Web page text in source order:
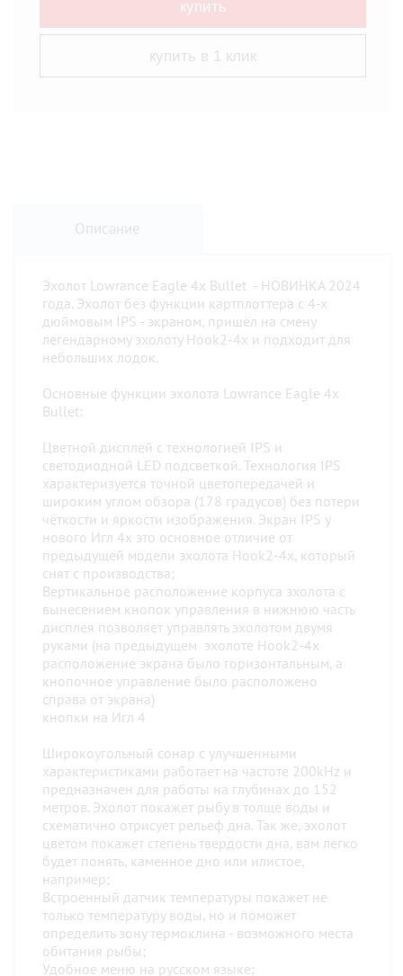
купить
купить в 1 клик
Описание
Эхолот Lowrance Eagle 4x Bullet - НОВИНКА 2024
года. Эхолот без функции картплоттера с 4-х
дюймовым IPS - экраном, пришёл на смену
легендарному эхолоту Hook2-4x и подходит для
небольших лодок.
Основные функции эхолота Lowrance Eagle 4x
Bullet:
Цветной дисплей с технологией IPS и
светодиодной LED подсветкой. Технология IPS
характеризуется точной цветопередачей и
широким углом обзора (178 градусов) без потери
чёткости и яркости изображения. Экран IPS у
нового Игл 4х это основное отличие от
предыдущей модели эхолота Hook2-4x, который
снят с производства;
Вертикальное расположение корпуса эхолота с
вынесением кнопок управления в нижнюю часть
дисплея позволяет управлять эхолотом двумя
руками (на предыдущем эхолоте Hook2-4x
расположение экрана было горизонтальным, а
кнопочное управление было расположено
справа от экрана)
кнопки на Игл 4
Широкоугольный сонар с улучшенными
характеристиками работает на частоте 200kHz и
предназначен для работы на глубинах до 152
метров. Эхолот покажет рыбу в толще воды и
схематично отрисует рельеф дна. Так же, эхолот
цветом покажет степень твердости дна, вам легко
будет понять, каменное дно или илистое,
например;
Встроенный датчик температуры покажет не
только температуру воды, но и поможет
определить зону термоклина - возможного места
обитания рыбы;
Удобное меню на русском языке;